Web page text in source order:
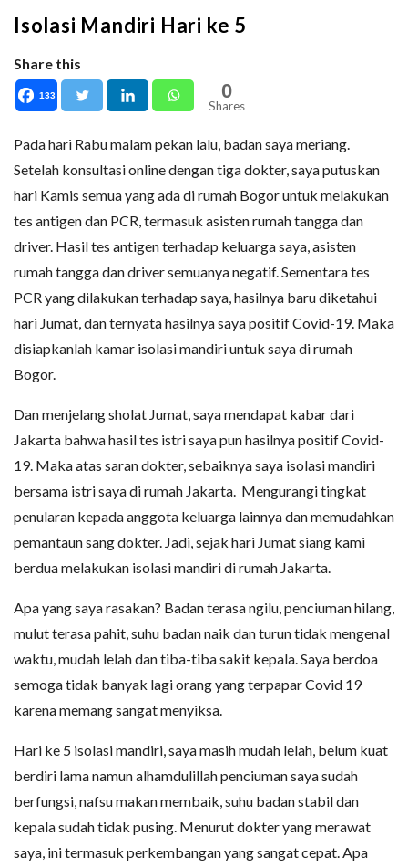
Isolasi Mandiri Hari ke 5
Share this
133 0
Shares
Pada hari Rabu malam pekan lalu, badan saya meriang.
Setelah konsultasi online dengan tiga dokter, saya putuskan
hari Kamis semua yang ada di rumah Bogor untuk melakukan
tes antigen dan PCR, termasuk asisten rumah tangga dan
driver. Hasil tes antigen terhadap keluarga saya, asisten
rumah tangga dan driver semuanya negatif. Sementara tes
PCR yang dilakukan terhadap saya, hasilnya baru diketahui
hari Jumat, dan ternyata hasilnya saya positif Covid-19. Maka
disiapkanlah kamar isolasi mandiri untuk saya di rumah
Bogor.
Dan menjelang sholat Jumat, saya mendapat kabar dari
Jakarta bahwa hasil tes istri saya pun hasilnya positif Covid-
19. Maka atas saran dokter, sebaiknya saya isolasi mandiri
bersama istri saya di rumah Jakarta. Mengurangi tingkat
penularan kepada anggota keluarga lainnya dan memudahkan
pemantaun sang dokter. Jadi, sejak hari Jumat siang kami
berdua melakukan isolasi mandiri di rumah Jakarta.
Apa yang saya rasakan? Badan terasa ngilu, penciuman hilang,
mulut terasa pahit, suhu badan naik dan turun tidak mengenal
waktu, mudah lelah dan tiba-tiba sakit kepala. Saya berdoa
semoga tidak banyak lagi orang yang terpapar Covid 19
karena memang sangat menyiksa.
Hari ke 5 isolasi mandiri, saya masih mudah lelah, belum kuat
berdiri lama namun alhamdulillah penciuman saya sudah
berfungsi, nafsu makan membaik, suhu badan stabil dan
kepala sudah tidak pusing. Menurut dokter yang merawat
saya, ini termasuk perkembangan yang sangat cepat. Apa